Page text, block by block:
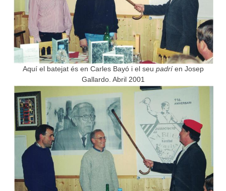
Aquí el batejat és en Carles Bayó i el seu padríen Josep
Gallardo. Abril 2001